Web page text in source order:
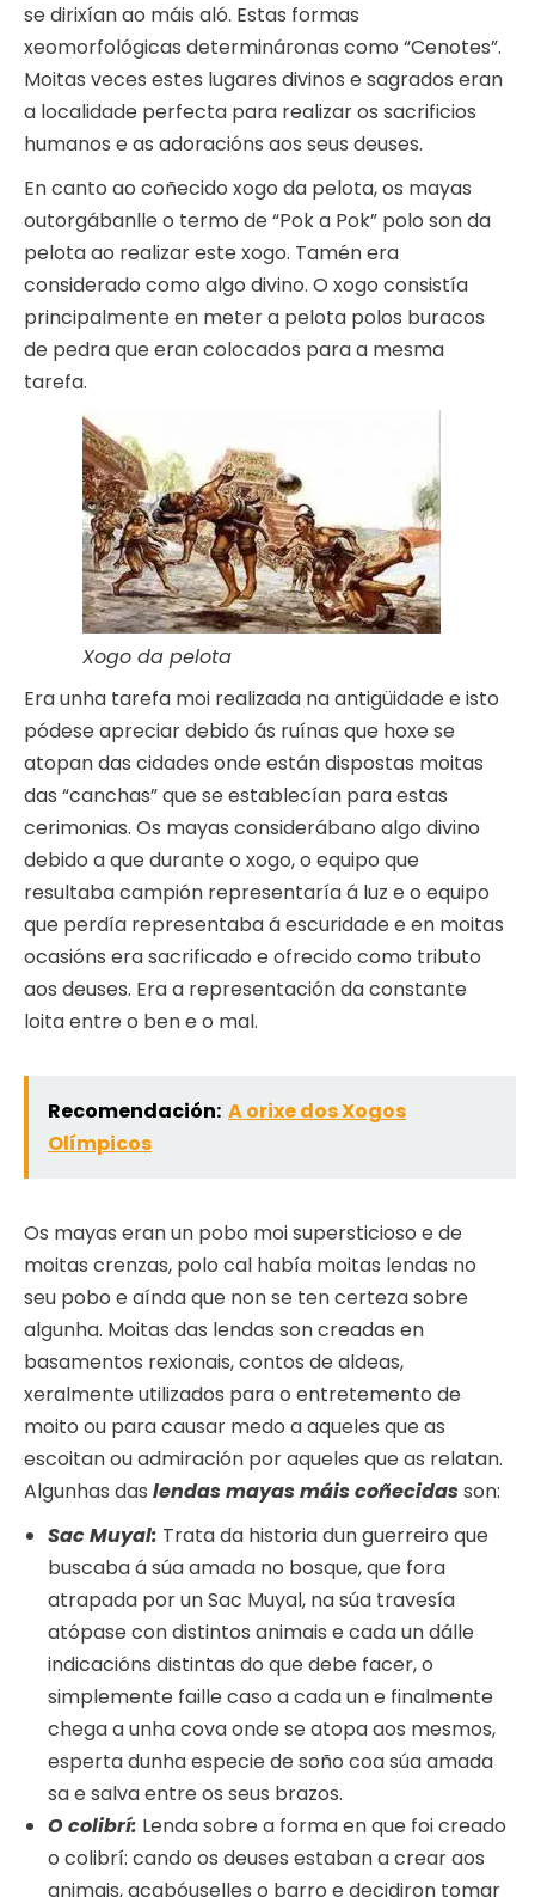
se dirixían ao máis aló. Estas formas
xeomorfológicas determináronas como “Cenotes”.
Moitas veces estes lugares divinos e sagrados eran
a localidade perfecta para realizar os sacrificios
humanos e as adoracións aos seus deuses.
En canto ao coñecido xogo da pelota, os mayas
outorgábanlle o termo de “Pok a Pok” polo son da
pelota ao realizar este xogo. Tamén era
considerado como algo divino. O xogo consistía
principalmente en meter a pelota polos buracos
de pedra que eran colocados para a mesma
tarefa.
Xogo da pelota
Era unha tarefa moi realizada na antigüidade e isto
pódese apreciar debido ás ruínas que hoxe se
atopan das cidades onde están dispostas moitas
das “canchas” que se establecían para estas
cerimonias. Os mayas considerábano algo divino
debido a que durante o xogo, o equipo que
resultaba campión representaría á luz e o equipo
que perdía representaba á escuridade e en moitas
ocasións era sacrificado e ofrecido como tributo
aos deuses. Era a representación da constante
loita entre o ben e o mal.
Recomendación: A orixe dos Xogos
Olímpicos
Os mayas eran un pobo moi supersticioso e de
moitas crenzas, polo cal había moitas lendas no
seu pobo e aínda que non se ten certeza sobre
algunha. Moitas das lendas son creadas en
basamentos rexionais, contos de aldeas,
xeralmente utilizados para o entretemento de
moito ou para causar medo a aqueles que as
escoitan ou admiración por aqueles que as relatan.
Algunhas das lendas mayas máis coñecidasson:
Sac Muyal: Trata da historia dun guerreiro que
buscaba á súa amada no bosque, que fora
atrapada por un Sac Muyal, na súa travesía
atópase con distintos animais e cada un dálle
indicacións distintas do que debe facer, o
simplemente faille caso a cada un e finalmente
chega a unha cova onde se atopa aos mesmos,
esperta dunha especie de soño coa súa amada
sa e salva entre os seus brazos.
O colibrí: Lenda sobre a forma en que foi creado
o colibrí: cando os deuses estaban a crear aos
animais, acabóuselles o barro e decidiron tomar